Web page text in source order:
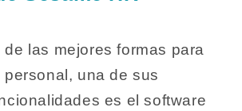
de las mejores formas para
una de sus
es el software